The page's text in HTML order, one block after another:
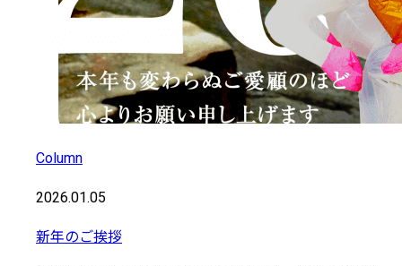
Column
2026.01.05
新年のご挨拶